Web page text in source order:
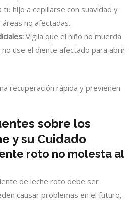
tu hijo a cepillarse con suavidad y
no afectadas.
Vigila que el niño no muerda
use el diente afectado para abrir
recuperación rápida y previenen
sobre los
y su Cuidado
roto no molesta al
de leche roto debe ser
causar problemas en el futuro,